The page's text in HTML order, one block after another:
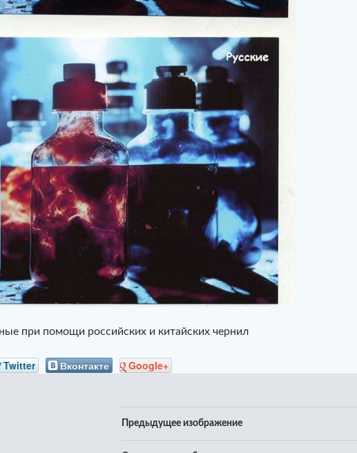
при помощи российских и китайских чернил
Twitter Вконтакте Google+
Предыдущее изображение